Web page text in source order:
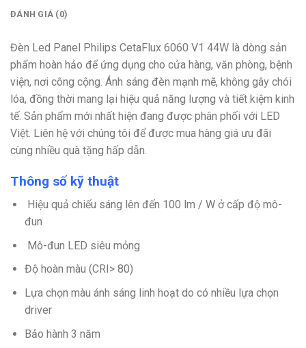
ĐÁNH GIÁ (0)
Đèn Led Panel Philips CetaFlux 6060 V1 44W là dòng sản
phẩm hoàn hảo để ứng dụng cho cửa hàng, văn phòng, bệnh
viện, nơi công cộng. Ánh sáng đèn mạnh mẽ, không gây chói
lóa, đồng thời mang lại hiệu quả năng lượng và tiết kiệm kinh
tế. Sản phẩm mới nhất hiện đang được phân phối với LED
Việt. Liên hệ với chúng tôi để được mua hàng giá ưu đãi
cùng nhiều quà tặng hấp dẫn.
Thông số kỹ thuật
Hiệu quả chiếu sáng lên đến 100 lm / W ở cấp độ mô-
đun
Mô-đun LED siêu mỏng
Độ hoàn màu (CRI> 80)
Lựa chọn màu ánh sáng linh hoạt do có nhiều lựa chọn
driver
Bảo hành 3 năm